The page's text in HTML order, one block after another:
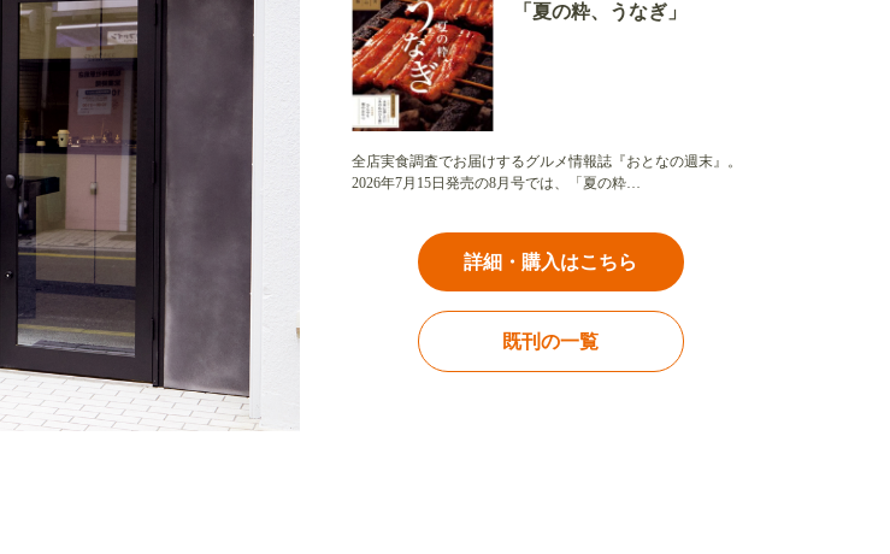
「夏の粋、うなぎ」
全店実食調査でお届けするグルメ情報誌『おとなの週末』。
2026年7月15日発売の8月号では、「夏の粋…
詳細・購入はこちら
既刊の一覧